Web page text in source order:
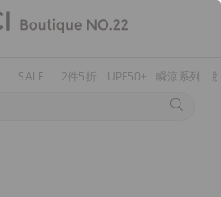
SALE 2件5折 UPF50+ 瞬涼系列